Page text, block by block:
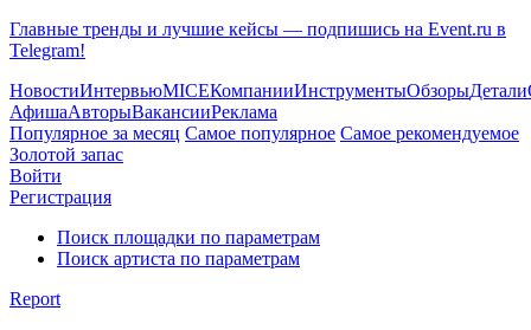
Главные тренды и лучшие кейсы — подпишись на Event.ru в
Telegram!
НовостиИнтервьюMICEКомпанииИнструментыОбзорыДетали
АфишаАвторыВакансииРеклама
Популярное за месяц Самое популярное Самое рекомендуемое
Золотой запас
Войти
Регистрация
Поиск площадки по параметрам
Поиск артиста по параметрам
Report